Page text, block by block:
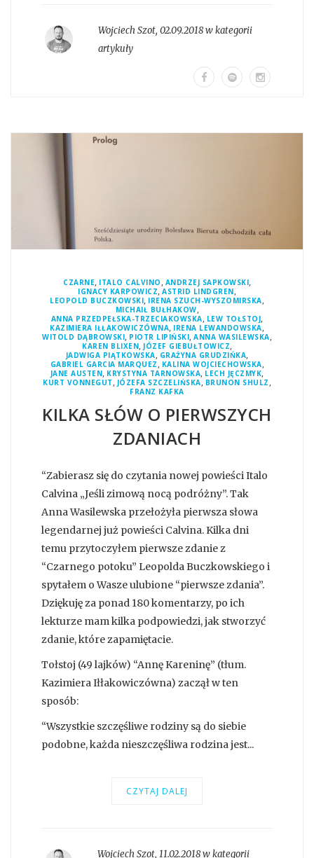
Wojciech Szot, 02.09.2018 w kategorii
artykuły
CZARNE, ITALO CALVINO , ANDRZEJ SAPKOWSKI,
IGNACY KARPOWICZ,ASTRID LINDGREN,
LEOPOLD BUCZKOWSKI, IRENA SZUCH-WYSZOMIRSKA,
MICHAIŁ BUŁHAKOW,
ANNA PRZEDPEŁSKA-TRZECIAKOWSKA, LEW TOŁSTOJ,
KAZIMIERA IŁŁAKOWICZÓWNA, IRENA LEWANDOWSKA,
WITOLD DĄBROWSKI, PIOTR LIPIŃSKI,ANNA WASILEWSKA,
KAREN BLIXEN, JÓZEF GIEBUŁTOWICZ,
JADWIGA PIĄTKOWSKA, GRAŻYNA GRUDZIŃKA,
GABRIEL GARCIA MARQUEZ , KALINA WOJCIECHOWSKA,
JANE AUSTEN, KRYSTYNA TARNOWSKA, LECH JĘCZMYK,
KURT VONNEGUT , JÓZEFA SZCZELIŃSKA, BRUNON SHULZ ,
FRANZ KAFKA
KILKA SŁÓW O PIERWSZYCH
ZDANIACH
“Zabierasz się do czytania nowej powieści Italo
Calvina „Jeśli zimową nocą podróżny”. Tak
Anna Wasilewska przełożyła pierwsza słowa
legendarnej już powieści Calvina. Kilka dni
temu przytoczyłem pierwsze zdanie z
“Czarnego potoku” Leopolda Buczkowskiego i
spytałem o Wasze ulubione “pierwsze zdania”.
Dziękuję za ponad 180 komentarzy, po ich
lekturze mam kilka podpowiedzi, jak stworzyć
zdanie, które zapamiętacie.
Tołstoj (49 lajków) “Annę Kareninę” (tłum.
Kazimiera Iłłakowiczówna) zaczął w ten
sposób:
“Wszystkie szczęśliwe rodziny są do siebie
podobne, każda nieszczęśliwa rodzina jest...
CZYTAJ DALEJ
Wojciech Szot, 11.02.2018 w kategorii